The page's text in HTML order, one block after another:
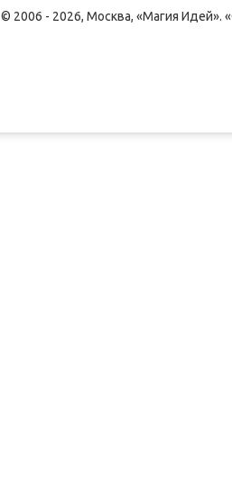
© 2006 - 2026, Москва, «Магия Идей».